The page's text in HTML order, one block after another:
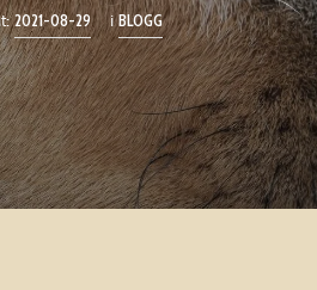
2021-08-29 i BLOGG